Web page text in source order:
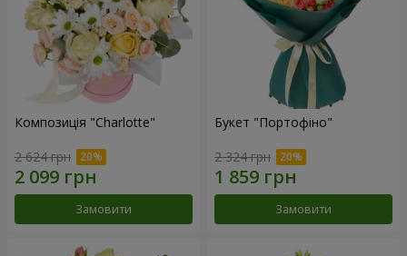
Композиція "Charlotte"
2 624 грн
Замовити
Букет "Портофіно"
2 324 грн
Замовити